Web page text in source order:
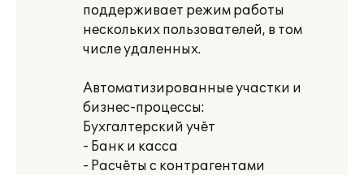
поддерживает режим работы
нескольких пользователей, в том
числе удаленных.
Автоматизированные участки и
бизнес-процессы:
Бухгалтерский учёт
- Банк и касса
- Расчёты с контрагентами